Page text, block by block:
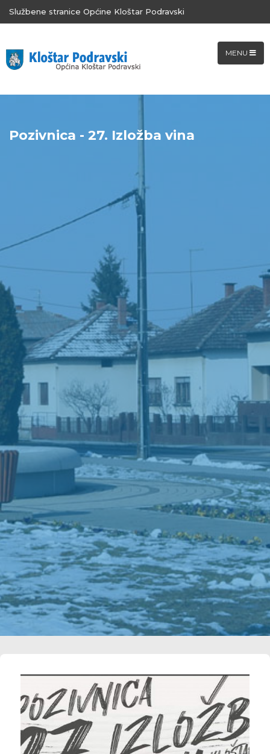
Službene stranice Općine Kloštar Podravski
MENU
Pozivnica - 27. Izložba vina